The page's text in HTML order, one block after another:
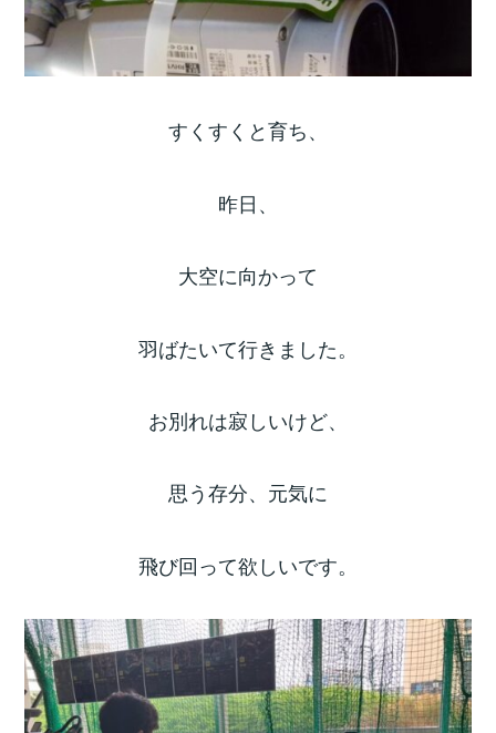
すくすくと育ち、
昨日、
大空に向かって
羽ばたいて行きました。
お別れは寂しいけど、
思う存分、元気に
飛び回って欲しいです。